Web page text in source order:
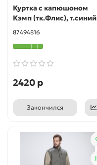
Куртка с капюшоном
Кэмп (тк.Флис), т.синий
87494816
2420 р
Закончился